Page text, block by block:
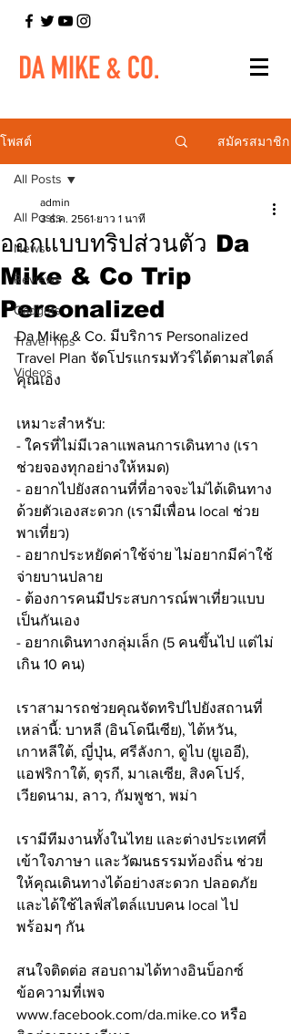
โพสต์ สมัครสมาชิก
All Posts
News
Reviews
Gadgets
Travel Tips
Videos
All Posts
ออกแบบทริปส่วนตัว Da
Mike & Co Trip
Personalized
admin
3 ธ.ค. 2561 ยาว 1 นาที
Da Mike & Co. มีบริการ Personalized
Travel Plan จัดโปรแกรมทัวร์ได้ตามสไตล์
คุณเอง
เหมาะสำหรับ:
- ใครที่ไม่มีเวลาแพลนการเดินทาง (เรา
ช่วยจองทุกอย่างให้หมด)
- อยากไปยังสถานที่ที่อาจจะไม่ได้เดินทาง
ด้วยตัวเองสะดวก (เรามีเพื่อน local ช่วย
พาเที่ยว)
- อยากประหยัดค่าใช้จ่าย ไม่อยากมีค่าใช้
จ่ายบานปลาย
- ต้องการคนมีประสบการณ์พาเที่ยวแบบ
เป็นกันเอง
- อยากเดินทางกลุ่มเล็ก (5 คนขึ้นไป แต่ไม่
เกิน 10 คน)
เราสามารถช่วยคุณจัดทริปไปยังสถานที่
เหล่านี้: บาหลี (อินโดนีเซีย), ไต้หวัน,
เกาหลีใต้, ญี่ปุ่น, ศรีลังกา, ดูไบ (ยูเออี),
แอฟริกาใต้, ตุรกี, มาเลเซีย, สิงคโปร์,
เวียดนาม, ลาว, กัมพูชา, พม่า
เรามีทีมงานทั้งในไทย และต่างประเทศที่
เข้าใจภาษา และวัฒนธรรมท้องถิ่น ช่วย
ให้คุณเดินทางได้อย่างสะดวก ปลอดภัย
และได้ใช้ไลฟ์สไตล์แบบคน local ไป
พร้อมๆ กัน
สนใจติดต่อ สอบถามได้ทางอินบ็อกซ์
ข้อความที่เพจ
www.facebook.com/da.mike.co หรือ